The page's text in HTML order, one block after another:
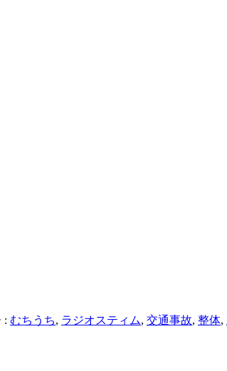
: むちうち, ラジオスティム, 交通事故, 整体,